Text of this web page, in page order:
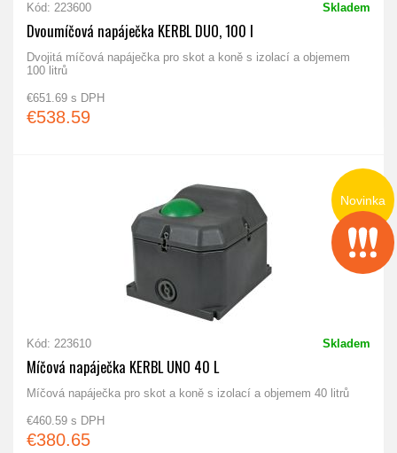
Kód: 223600 Skladem
Dvoumíčová napáječka KERBL DUO, 100 l
Dvojitá míčová napáječka pro skot a koně s izolací a objemem
100 litrů
€651.69 s DPH
€538.59
Kód: 223610 Skladem
Míčová napáječka KERBL UNO 40 L
Míčová napáječka pro skot a koně s izolací a objemem 40 litrů
€460.59 s DPH
€380.65
Novinka